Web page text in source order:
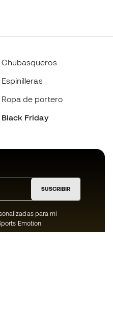
Chubasqueros
Espinilleras
Ropa de portero
Black Friday
SUSCRIBIR
para mi
Emotion.